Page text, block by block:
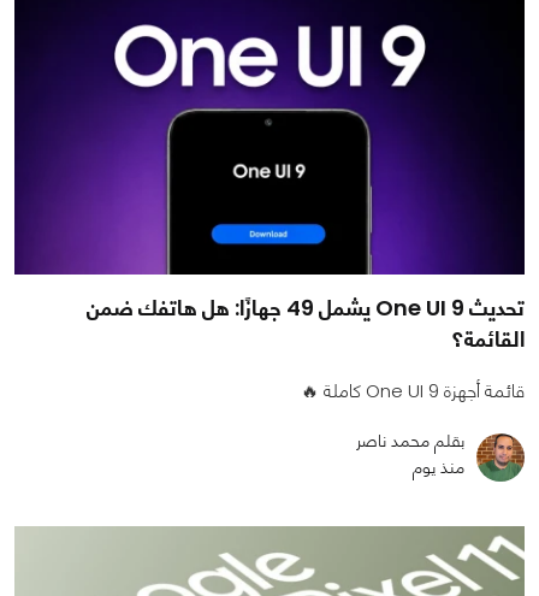
تحديث One UI 9 يشمل 49 جهازًا: هل هاتفك ضمن
القائمة؟
قائمة أجهزة One UI 9 كاملة 🔥
بقلم محمد ناصر
منذ يوم